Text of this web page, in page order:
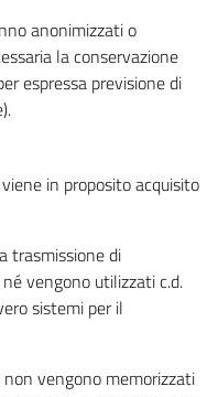
anonimizzati o
la conservazione
espressa previsione di
in proposito acquisito
trasmissione di
vengono utilizzati c.d.
sistemi per il
non vengono memorizzati